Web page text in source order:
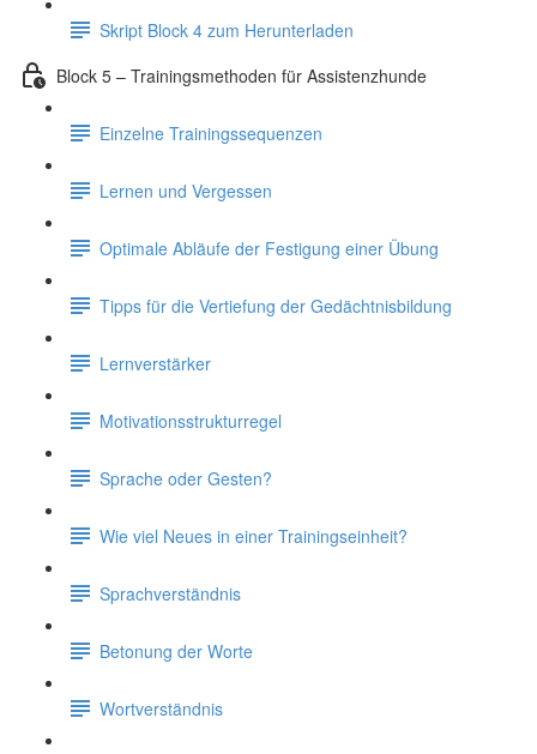
Skript Block 4 zum Herunterladen
Block 5 – Trainingsmethoden für Assistenzhunde
Einzelne Trainingssequenzen
Lernen und Vergessen
Optimale Abläufe der Festigung einer Übung
Tipps für die Vertiefung der Gedächtnisbildung
Lernverstärker
Motivationsstrukturregel
Sprache oder Gesten?
Wie viel Neues in einer Trainingseinheit?
Sprachverständnis
Betonung der Worte
Wortverständnis